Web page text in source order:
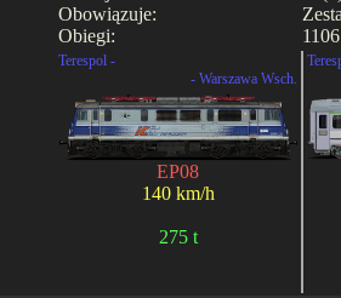
Obowiązuje:
Obiegi:
Terespol -
- Warszawa Wsch.
EP08
140 km/h
275 t